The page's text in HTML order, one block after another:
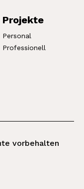
Projekte
Personal
Professionell
vorbehalten